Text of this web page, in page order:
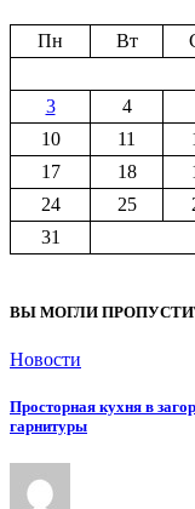
Пн
Вт
3
4
10
11
17
18
24
25
31
ВЫ МОГЛИ
Новости
Просторная кухня в
гарнитуры